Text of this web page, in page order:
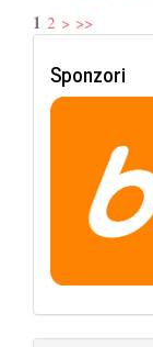
1 2 > >>
Sponzori